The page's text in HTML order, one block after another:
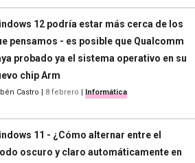
12 podría estar más cerca de los
pensamos - es posible que Qualcomm
probado ya el sistema operativo en su
chip Arm
Castro 8 febrero Informática
11 - ¿Cómo alternar entre el
oscuro y claro automáticamente en